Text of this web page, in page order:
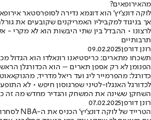
מהאירופאים?
לוקה דונצ'יץ' הוא דוגמא נדירה לסופרסטאר
אך בניגוד למקביליו האמריקנים שקובעים את
לרצונו • ההבדל בין שתי היבשות הוא לא מקרי -
תרבותיים
רונן דורפן09.02.2025
תשכחו מתארים: כריסטיאנו רונאלדו הוא הגדול
הפנומן לא רק אספן תארים – הוא הכדורגלן
כדורגל: מהפרמייר ליג ועד ריאל מדריד,
לכדורגל האנגלו-לטיני שפרגוסון חיפש • לא
השחקן ששינה את המשחק והגדיר מחדש מה זה
רונן דורפן07.02.2025
הטרייד של לוקה דונצ'יץ' הכניס את ה-NBA לסחרור